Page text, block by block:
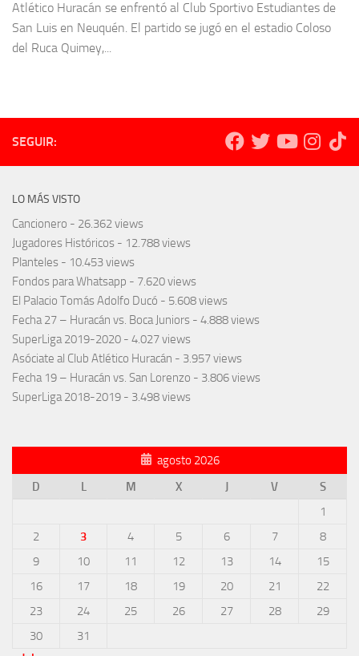
Atlético Huracán se enfrentó al Club Sportivo Estudiantes de
San Luis en Neuquén. El partido se jugó en el estadio Coloso
del Ruca Quimey,...
SEGUIR:
LO MÁS VISTO
Cancionero - 26.362 views
Jugadores Históricos - 12.788 views
Planteles - 10.453 views
Fondos para Whatsapp - 7.620 views
El Palacio Tomás Adolfo Ducó - 5.608 views
Fecha 27 – Huracán vs. Boca Juniors - 4.888 views
SuperLiga 2019-2020 - 4.027 views
Asóciate al Club Atlético Huracán - 3.957 views
Fecha 19 – Huracán vs. San Lorenzo - 3.806 views
SuperLiga 2018-2019 - 3.498 views
agosto 2026
D
L M X J V
S
1
2
3 4 5 6 7
8
9
10 11 12 13 14
15
16
17 18 19 20 21
22
23
24 25 26 27 28
29
30
31